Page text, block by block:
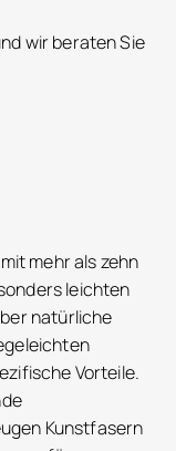
wir beraten Sie
mehr als zehn
leichten
natürliche
Vorteile.
Kunstfasern